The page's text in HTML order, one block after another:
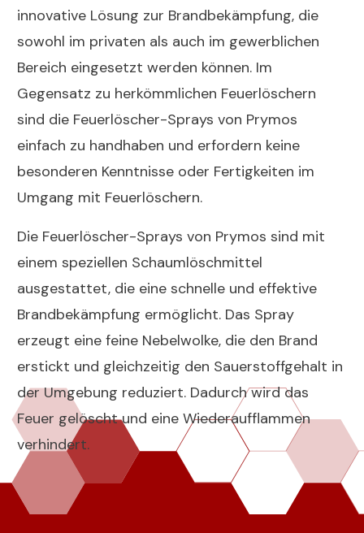
innovative Lösung zur Brandbekämpfung, die
sowohl im privaten als auch im gewerblichen
Bereich eingesetzt werden können. Im
Gegensatz zu herkömmlichen Feuerlöschern
sind die Feuerlöscher-Sprays von Prymos
einfach zu handhaben und erfordern keine
besonderen Kenntnisse oder Fertigkeiten im
Umgang mit Feuerlöschern.
Die Feuerlöscher-Sprays von Prymos sind mit
einem speziellen Schaumlöschmittel
ausgestattet, die eine schnelle und effektive
Brandbekämpfung ermöglicht. Das Spray
erzeugt eine feine Nebelwolke, die den Brand
erstickt und gleichzeitig den Sauerstoffgehalt in
der Umgebung reduziert. Dadurch wird das
Feuer gelöscht und eine Wiederaufflammen
verhindert.